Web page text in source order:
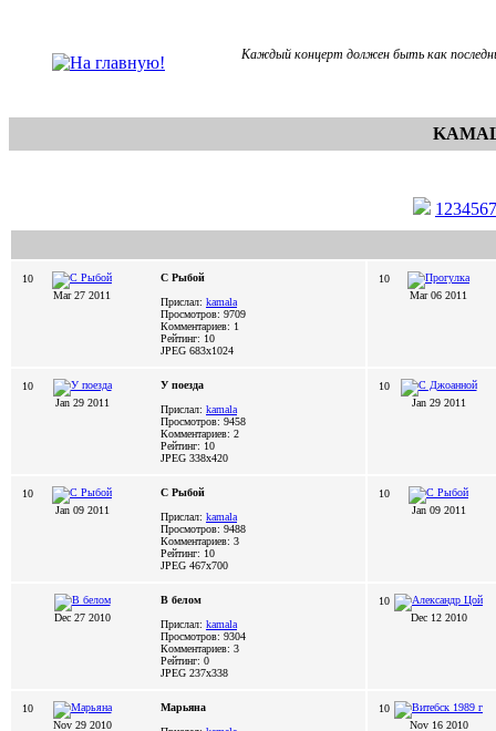
Каждый концерт должен быть как
1 234567
10
Mar 27 2011
С Рыбой
Прислал: kamala
Просмотров: 9709
Комментариев: 1
Рейтинг: 10
JPEG 683x1024
10
Mar 06 2011
10
Jan 29 2011
У поезда
Прислал: kamala
Просмотров: 9458
Комментариев: 2
Рейтинг: 10
JPEG 338x420
10
Jan 29 2011
10
Jan 09 2011
С Рыбой
Прислал: kamala
Просмотров: 9488
Комментариев: 3
Рейтинг: 10
JPEG 467x700
10
Jan 09 2011
Dec 27 2010
В белом
Прислал: kamala
Просмотров: 9304
Комментариев: 3
Рейтинг: 0
JPEG 237x338
10
Dec 12 2010
10
Nov 29 2010
Марьяна
10
Nov 16 2010